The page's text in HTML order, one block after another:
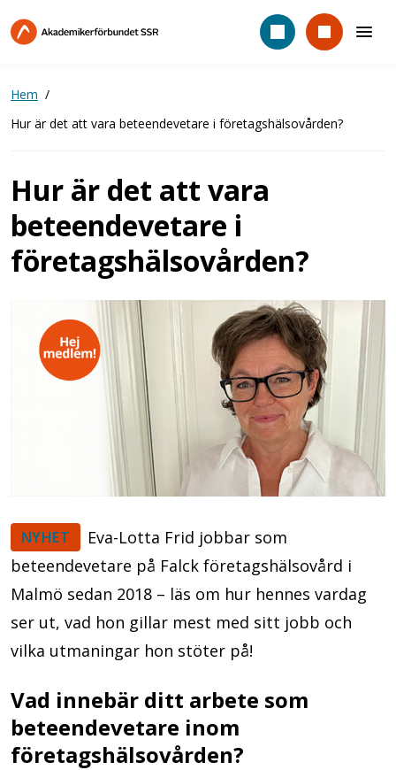
till
Hem
Hur är det att vara beteendevetare i företagshälsovården?
Hur är det att vara
beteendevetare i
företagshälsovården?
NYHET
Eva-Lotta Frid jobbar som
beteendevetare på Falck företagshälsovård i
Malmö sedan 2018 – läs om hur hennes vardag
ser ut, vad hon gillar mest med sitt jobb och
vilka utmaningar hon stöter på!
Vad innebär ditt arbete som
beteendevetare inom
företagshälsovården?